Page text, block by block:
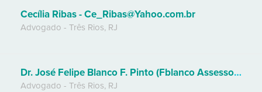
Cecília Ribas - Ce_Ribas@Yahoo.com.br
Advogado - Três Rios, RJ
Dr. José Felipe Blanco F. Pinto (Fblanco Assessoria Jurídica)
Advogado - Três Rios, RJ